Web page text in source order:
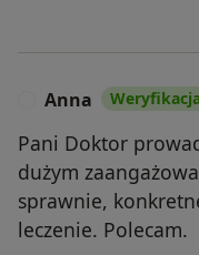
Anna
Pani Doktor
dużym
sprawnie,
leczenie. Polecam.